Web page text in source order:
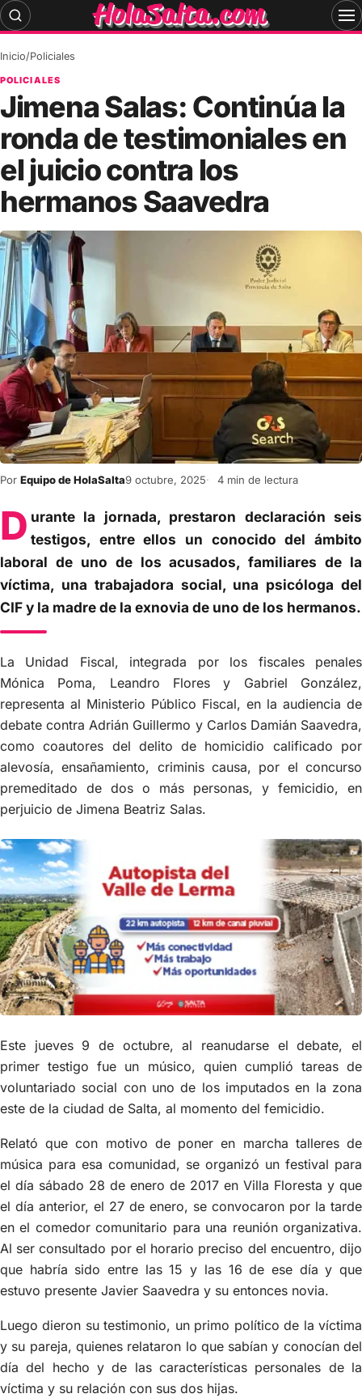
Skip
to
Inicio/Policiales
POLICIALES
Jimena Salas: Continúa la
ronda de testimoniales en
el juicio contra los
hermanos Saavedra
Por Equipo de HolaSalta9 octubre, 2025 4 min de lectura
D urante la jornada, prestaron declaración seis
testigos, entre ellos un conocido del ámbito
laboral de uno de los acusados, familiares de la
víctima, una trabajadora social, una psicóloga del
CIF y la madre de la exnovia de uno de los hermanos.
La Unidad Fiscal, integrada por los fiscales penales
Mónica Poma, Leandro Flores y Gabriel González,
representa al Ministerio Público Fiscal, en la audiencia de
debate contra Adrián Guillermo y Carlos Damián Saavedra,
como coautores del delito de homicidio calificado por
alevosía, ensañamiento, criminis causa, por el concurso
premeditado de dos o más personas, y femicidio, en
perjuicio de Jimena Beatriz Salas.
Este jueves 9 de octubre, al reanudarse el debate, el
primer testigo fue un músico, quien cumplió tareas de
voluntariado social con uno de los imputados en la zona
este de la ciudad de Salta, al momento del femicidio.
Relató que con motivo de poner en marcha talleres de
música para esa comunidad, se organizó un festival para
el día sábado 28 de enero de 2017 en Villa Floresta y que
el día anterior, el 27 de enero, se convocaron por la tarde
en el comedor comunitario para una reunión organizativa.
Al ser consultado por el horario preciso del encuentro, dijo
que habría sido entre las 15 y las 16 de ese día y que
estuvo presente Javier Saavedra y su entonces novia.
Luego dieron su testimonio, un primo político de la víctima
y su pareja, quienes relataron lo que sabían y conocían del
día del hecho y de las características personales de la
víctima y su relación con sus dos hijas.